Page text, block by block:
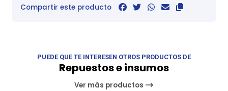
Compartir este producto
PUEDE QUE TE INTERESEN OTROS PRODUCTOS DE
Repuestos e insumos
Ver más productos